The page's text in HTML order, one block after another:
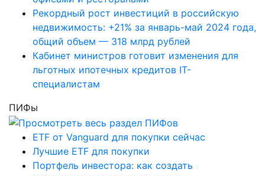
Рекордный рост инвестиций в российскую
недвижимость: +21% за январь-май 2024 года,
общий объем — 318 млрд рублей
Кабинет министров готовит изменения для
льготных ипотечных кредитов IT-
специалистам
ПИФы
ETF от Vanguard для покупки сейчас
Лучшие ETF для покупки
Портфель инвестора: как создать